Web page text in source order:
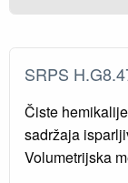
SRPS
Čiste
sadržaja
Volumetrijska